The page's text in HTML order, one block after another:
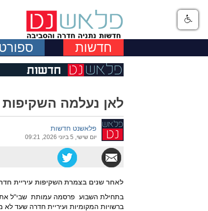
חדשות ספורט
לאן נעלמה
פלאשנט חדשות
יום שישי, 5 ביוני 2026, 09:21
לאחר שנים בצמרת השקיפות עיריית
ברשויות המקומיות ועיריית חדרה שעד